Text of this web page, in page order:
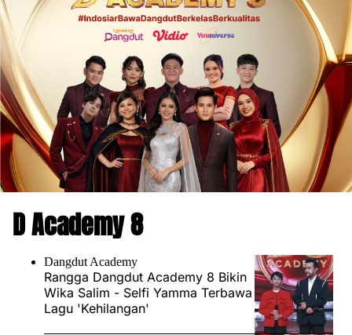
D Academy 8
Dangdut Academy
Rangga Dangdut Academy 8 Bikin
Wika Salim - Selfi Yamma Terbawa
Lagu 'Kehilangan'